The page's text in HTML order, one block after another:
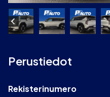
Perustiedot
Rekisterinumero